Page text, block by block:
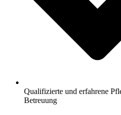
Qualifizierte und erfahrene
Betreuung